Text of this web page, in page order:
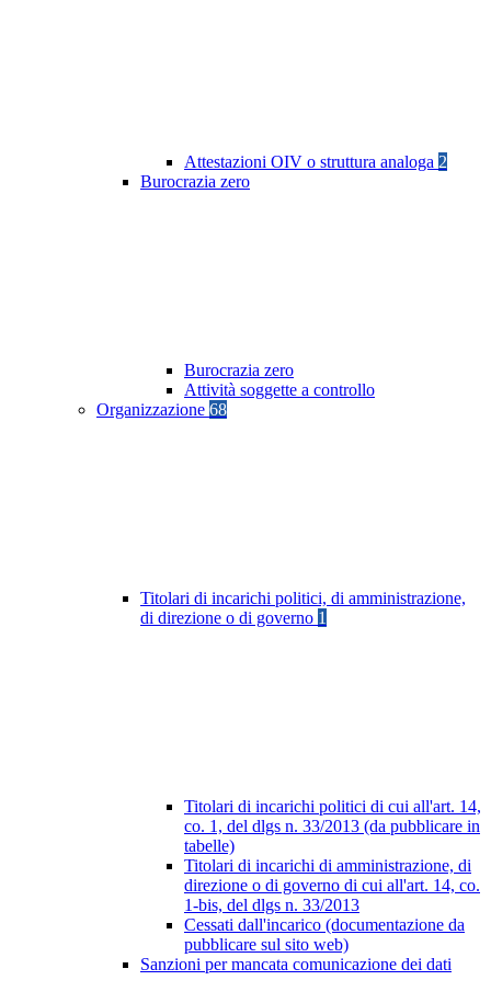
Attestazioni OIV o struttura analoga 2
Burocrazia zero
Burocrazia zero
Attività soggette a controllo
Organizzazione 68
Titolari di incarichi politici, di amministrazione,
di direzione o di governo 1
Titolari di incarichi politici di cui all'art. 14,
co. 1, del dlgs n. 33/2013 (da pubblicare in
tabelle)
Titolari di incarichi di amministrazione, di
direzione o di governo di cui all'art. 14, co.
1-bis, del dlgs n. 33/2013
Cessati dall'incarico (documentazione da
pubblicare sul sito web)
Sanzioni per mancata comunicazione dei dati